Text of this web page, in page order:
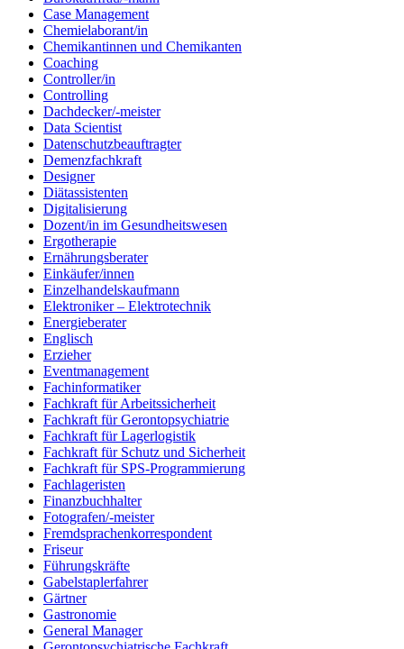
Case Management
Chemielaborant/in
Chemikantinnen und Chemikanten
Coaching
Controller/in
Controlling
Dachdecker/-meister
Data Scientist
Datenschutzbeauftragter
Demenzfachkraft
Designer
Diätassistenten
Digitalisierung
Dozent/in im Gesundheitswesen
Ergotherapie
Ernährungsberater
Einkäufer/innen
Einzelhandelskaufmann
Elektroniker – Elektrotechnik
Energieberater
Englisch
Erzieher
Eventmanagement
Fachinformatiker
Fachkraft für Arbeitssicherheit
Fachkraft für Gerontopsychiatrie
Fachkraft für Lagerlogistik
Fachkraft für Schutz und Sicherheit
Fachkraft für SPS-Programmierung
Fachlageristen
Finanzbuchhalter
Fotografen/-meister
Fremdsprachenkorrespondent
Friseur
Führungskräfte
Gabelstaplerfahrer
Gärtner
Gastronomie
General Manager